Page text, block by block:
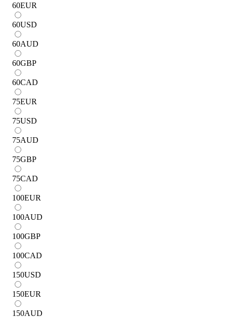
60EUR
60USD
60AUD
60GBP
60CAD
75EUR
75USD
75AUD
75GBP
75CAD
100EUR
100AUD
100GBP
100CAD
150USD
150EUR
150AUD